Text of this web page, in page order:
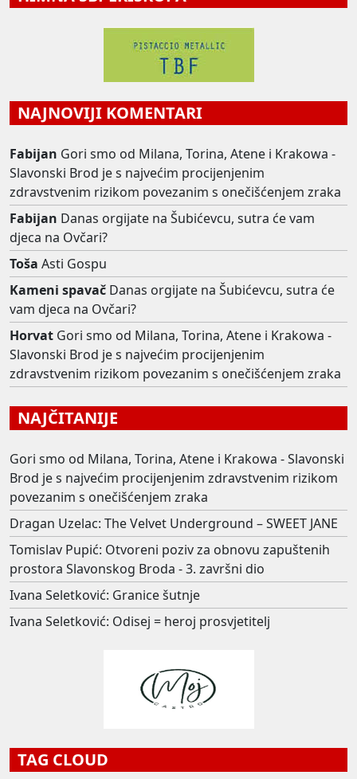
NAJNOVIJI KOMENTARI
Fabijan Gori smo od Milana, Torina, Atene i Krakowa -
Slavonski Brod je s najvećim procijenjenim
zdravstvenim rizikom povezanim s onečišćenjem zraka
Fabijan Danas orgijate na Šubićevcu, sutra će vam
djeca na Ovčari?
Toša Asti Gospu
Kameni spavač Danas orgijate na Šubićevcu, sutra će
vam djeca na Ovčari?
Horvat Gori smo od Milana, Torina, Atene i Krakowa -
Slavonski Brod je s najvećim procijenjenim
zdravstvenim rizikom povezanim s onečišćenjem zraka
NAJČITANIJE
Gori smo od Milana, Torina, Atene i Krakowa - Slavonski
Brod je s najvećim procijenjenim zdravstvenim rizikom
povezanim s onečišćenjem zraka
Dragan Uzelac: The Velvet Underground – SWEET JANE
Tomislav Pupić: Otvoreni poziv za obnovu zapuštenih
prostora Slavonskog Broda - 3. završni dio
Ivana Seletković: Granice šutnje
Ivana Seletković: Odisej = heroj prosvjetitelj
TAG CLOUD